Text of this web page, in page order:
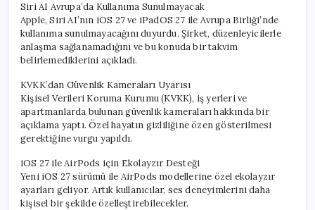
Siri AI Avrupa’da Kullanıma Sunulmayacak
Apple, Siri AI’nın iOS 27 ve iPadOS 27 ile Avrupa Birliği’nde
kullanıma sunulmayacağını duyurdu. Şirket, düzenleyicilerle
anlaşma sağlanamadığını ve bu konuda bir takvim
belirlemediklerini açıkladı.
KVKK’dan Güvenlik Kameraları Uyarısı
Kişisel Verileri Koruma Kurumu (KVKK), iş yerleri ve
apartmanlarda bulunan güvenlik kameraları hakkında bir
açıklama yaptı. Özel hayatın gizliliğine özen gösterilmesi
gerektiğine vurgu yapıldı.
iOS 27 ile AirPods için Ekolayzır Desteği
Yeni iOS 27 sürümü ile AirPods modellerine özel ekolayzır
ayarları geliyor. Artık kullanıcılar, ses deneyimlerini daha
kişisel bir şekilde özelleştirebilecekler.